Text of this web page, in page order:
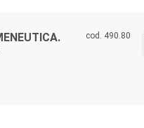
Codice libro:
cod. 490.80